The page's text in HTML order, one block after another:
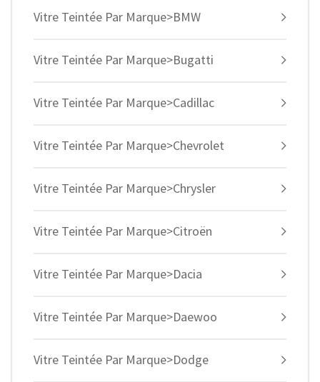
Vitre Teintée Par Marque>BMW
Vitre Teintée Par Marque>Bugatti
Vitre Teintée Par Marque>Cadillac
Vitre Teintée Par Marque>Chevrolet
Vitre Teintée Par Marque>Chrysler
Vitre Teintée Par Marque>Citroën
Vitre Teintée Par Marque>Dacia
Vitre Teintée Par Marque>Daewoo
Vitre Teintée Par Marque>Dodge